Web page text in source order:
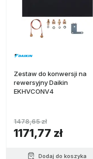
Zestaw do konwersji na
rewersyjny Daikin
EKHVCONV4
1171,77 zł
1478,65 zł
Dodaj do koszyka